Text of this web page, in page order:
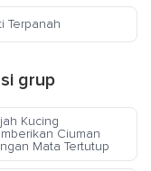
Terpanah
grup
Kucing
Ciuman
Mata Tertutup